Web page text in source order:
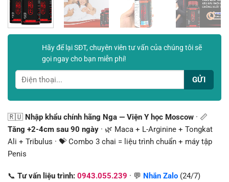
Hãy để lại SĐT, chuyên viên tư vấn của chúng tôi sẽ
gọi ngay cho bạn miễn phí!
🇷🇺 Nhập khẩu chính hãng Nga — Viện Y học Moscow · 📏
Tăng +2-4cm sau 90 ngày · 🌿 Maca + L-Arginine + Tongkat
Ali + Tribulus · 💝 Combo 3 chai = liệu trình chuẩn + máy tập
Penis
📞 Tư vấn liệu trình: 0943.055.239 · 💬 Nhắn Zalo (24/7)